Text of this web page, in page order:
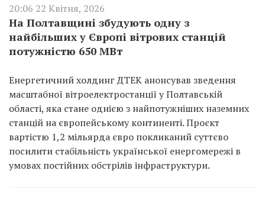
20:06 22 Квітня, 2026
На Полтавщині збудують одну з
найбільших у Європі вітрових станцій
потужністю 650 МВт
Енергетичний холдинг ДТЕК анонсував зведення
масштабної вітроелектростанції у Полтавській
області, яка стане однією з найпотужніших наземних
станцій на європейському континенті. Проєкт
вартістю 1,2 мільярда євро покликаний суттєво
посилити стабільність української енергомережі в
умовах постійних обстрілів інфраструктури.